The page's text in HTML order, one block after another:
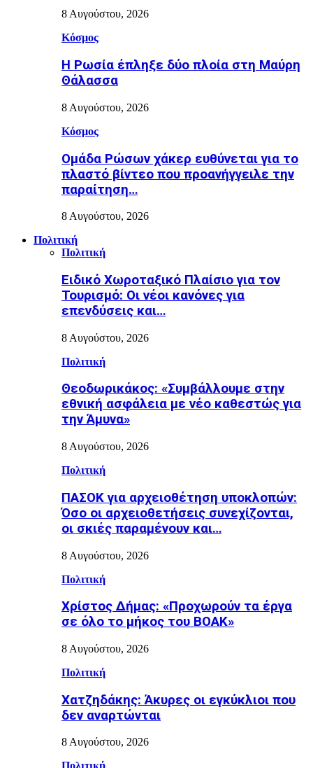
8 Αυγούστου, 2026
Κόσμος
Η Ρωσία έπληξε δύο πλοία στη Μαύρη
Θάλασσα
8 Αυγούστου, 2026
Κόσμος
Ομάδα Ρώσων χάκερ ευθύνεται για το
πλαστό βίντεο που προανήγγειλε την
παραίτηση…
8 Αυγούστου, 2026
Πολιτική
Πολιτική
Ειδικό Χωροταξικό Πλαίσιο για τον
Τουρισμό: Οι νέοι κανόνες για
επενδύσεις και…
8 Αυγούστου, 2026
Πολιτική
Θεοδωρικάκος: «Συμβάλλουμε στην
εθνική ασφάλεια με νέο καθεστώς για
την Άμυνα»
8 Αυγούστου, 2026
Πολιτική
ΠΑΣΟΚ για αρχειοθέτηση υποκλοπών:
Όσο οι αρχειοθετήσεις συνεχίζονται,
οι σκιές παραμένουν και…
8 Αυγούστου, 2026
Πολιτική
Χρίστος Δήμας: «Προχωρούν τα έργα
σε όλο το μήκος του ΒΟΑΚ»
8 Αυγούστου, 2026
Πολιτική
Χατζηδάκης: Άκυρες οι εγκύκλιοι που
δεν αναρτώνται
8 Αυγούστου, 2026